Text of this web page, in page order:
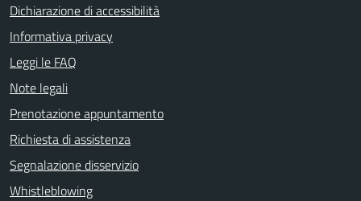
Dichiarazione di accessibilità
Informativa privacy
Leggi le FAQ
Note legali
Prenotazione appuntamento
Richiesta di assistenza
Segnalazione disservizio
Whistleblowing